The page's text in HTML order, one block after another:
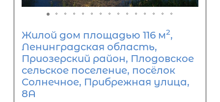
Жилой дом площадью 116 м2,
Ленинградская область,
Приозерский район, Плодовское
сельское поселение, посёлок
Солнечное, Прибрежная улица,
8А